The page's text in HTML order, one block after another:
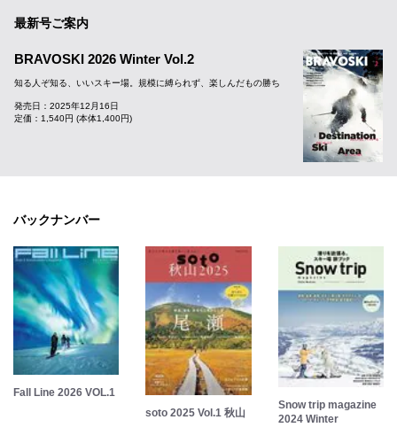
最新号ご案内
BRAVOSKI 2026 Winter Vol.2
知る人ぞ知る、いいスキー場。規模に縛られず、楽しんだもの勝ち
発売日：2025年12月16日
定価：1,540円 (本体1,400円)
バックナンバー
Fall Line 2026 VOL.1
soto 2025 Vol.1 秋山
Snow trip magazine
2024 Winter